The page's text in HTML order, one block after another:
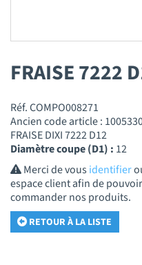
FRAISE 7222
Réf. COMPO008271
Ancien code article :
FRAISE DIXI 7222 D12
Diamètre coupe (D1) : 12
Merci de vousidentifier
espace client afin de
commander nos produits.
RETOUR À LA LISTE